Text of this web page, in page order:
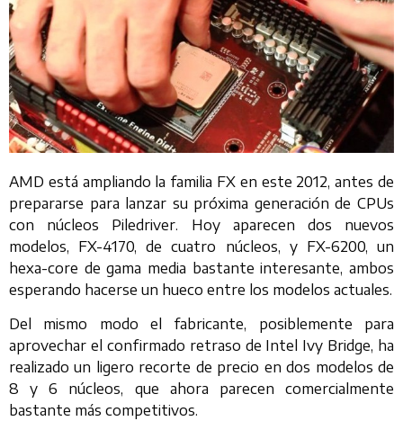
AMD está ampliando la familia FX en este 2012, antes de
prepararse para lanzar su próxima generación de CPUs
con núcleos Piledriver. Hoy aparecen dos nuevos
modelos, FX-4170, de cuatro núcleos, y FX-6200, un
hexa-core de gama media bastante interesante, ambos
esperando hacerse un hueco entre los modelos actuales.
Del mismo modo el fabricante, posiblemente para
aprovechar el confirmado retraso de Intel Ivy Bridge, ha
realizado un ligero recorte de precio en dos modelos de
8 y 6 núcleos, que ahora parecen comercialmente
bastante más competitivos.